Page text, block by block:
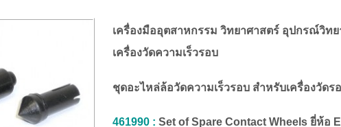
เครื่องมืออุตสาหกรรม วิทยาศาสตร์ อุปกรณ์วิท
เครื่องวัดความเร็วรอบ
ชุดอะไหล่ล้อวัดความเร็วรอบ สำหรับเครื่องวัด
461990 : Set of Spare Contact Wheelsยี่ห้อ